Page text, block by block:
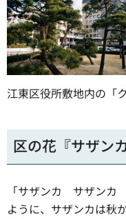
江東区役所敷地内の「
区の花『サザンカ
「サザンカ サザンカ
ように、サザンカは秋